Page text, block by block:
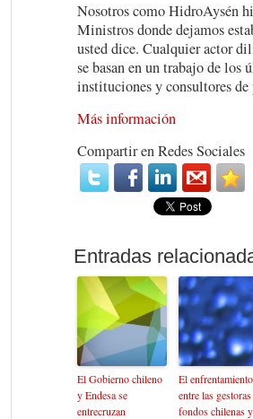
Nosotros como HidroAysén
Ministros donde dejamos
usted dice. Cualquier actor
se basan en un trabajo de los
instituciones y consultores
Más información
Compartir en Redes Sociales
El Gobierno chileno
y Endesa se
entrecruzan
El enfrentamiento
entre las gestoras
fondos chilenas y